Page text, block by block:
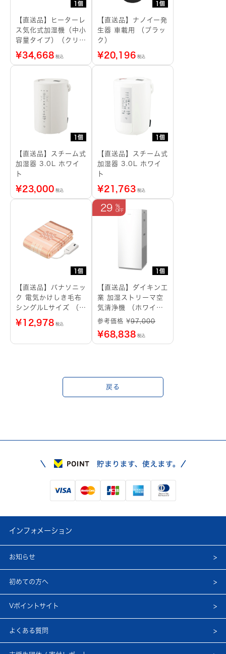
1個
【直送品】ヒーターレ
ス気化式加湿機（中小
容量タイプ）（クリス
タルブラウン）
¥34,668 税込
1個
【直送品】ナノイー発
生器 車載用 （ブラッ
ク）
¥20,196 税込
1個
【直送品】スチーム式
加湿器 3.0L ホワイ
ト
¥23,000 税込
1個
【直送品】スチーム式
加湿器 3.0L ホワイ
ト
¥21,763 税込
1個
【直送品】パナソニッ
ク 電気かけしき毛布
シングルLサイズ （オ
レンジ）
¥12,978 税込
1個
29
【直送品】ダイキン工
業 加湿ストリーマ空
気清浄機 （ホワイ
ト）
参考価格 ¥97,000
¥68,838 税込
戻る
インフォメーション
お知らせ
初めての方へ
Vポイントサイト
よくある質問